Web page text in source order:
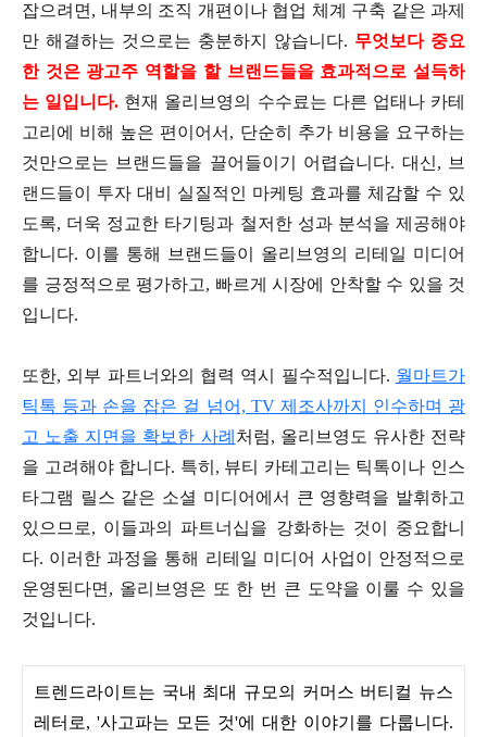
잡으려면, 내부의 조직 개편이나 협업 체계 구축 같은 과제
만 해결하는 것으로는 충분하지 않습니다. 무엇보다 중요
한 것은 광고주 역할을 할 브랜드들을 효과적으로 설득하
는 일입니다. 현재 올리브영의 수수료는 다른 업태나 카테
고리에 비해 높은 편이어서, 단순히 추가 비용을 요구하는
것만으로는 브랜드들을 끌어들이기 어렵습니다. 대신, 브
랜드들이 투자 대비 실질적인 마케팅 효과를 체감할 수 있
도록, 더욱 정교한 타기팅과 철저한 성과 분석을 제공해야
합니다. 이를 통해 브랜드들이 올리브영의 리테일 미디어
를 긍정적으로 평가하고, 빠르게 시장에 안착할 수 있을 것
입니다.
또한, 외부 파트너와의 협력 역시 필수적입니다. 월마트가
틱톡 등과 손을 잡은 걸 넘어, TV 제조사까지 인수하며 광
고 노출 지면을 확보한 사례 처럼, 올리브영도 유사한 전략
을 고려해야 합니다. 특히, 뷰티 카테고리는 틱톡이나 인스
타그램 릴스 같은 소셜 미디어에서 큰 영향력을 발휘하고
있으므로, 이들과의 파트너십을 강화하는 것이 중요합니
다. 이러한 과정을 통해 리테일 미디어 사업이 안정적으로
운영된다면, 올리브영은 또 한 번 큰 도약을 이룰 수 있을
것입니다.
트렌드라이트는 국내 최대 규모의 커머스 버티컬 뉴스
레터로, '사고파는 모든 것'에 대한 이야기를 다룹니다.